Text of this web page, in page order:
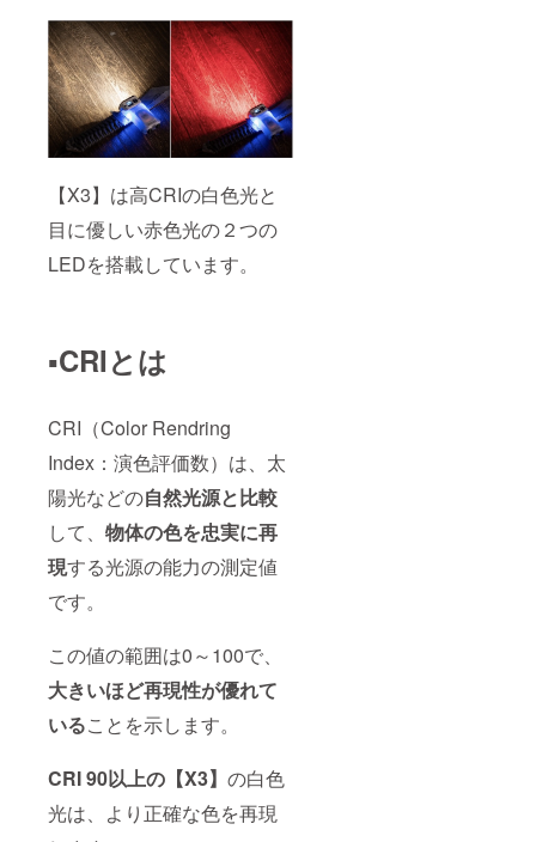
【X3】は高CRIの白色光と
目に優しい赤色光の２つの
LEDを搭載しています。
▪️CRIとは
CRI（Color Rendring
Index：演色評価数）は、太
陽光などの自然光源と比較
して、 物体の色を忠実に再
現する光源の能力の測定値
です。
この値の範囲は0～100で、
大きいほど再現性が優れて
いることを示します。
CRI 90以上の【X3】 の白色
光は、より正確な色を再現